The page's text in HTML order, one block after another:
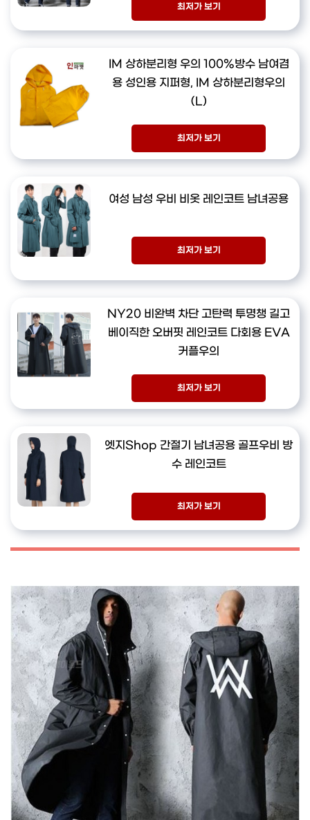
최저가 보기
IM 상하분리형 우의 100%방수 남여겸
용 성인용 지퍼형, IM 상하분리형우의
(L)
최저가 보기
여성 남성 우비 비옷 레인코트 남녀공용
최저가 보기
NY20 비완벽 차단 고탄력 투명챙 길고
베이직한 오버핏 레인코트 다회용 EVA
커플우의
최저가 보기
엣지Shop 간절기 남녀공용 골프우비 방
수 레인코트
최저가 보기